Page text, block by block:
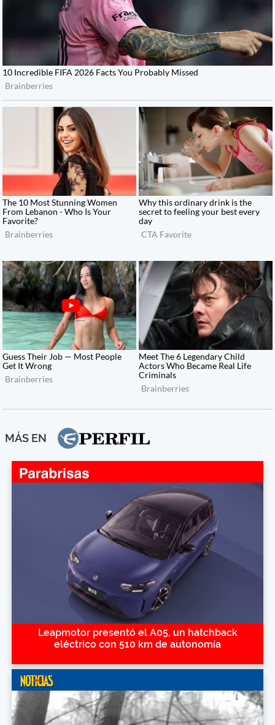
MÁS EN
Leapmotor presentó el A05, un hatchback
eléctrico con 510 km de autonomía